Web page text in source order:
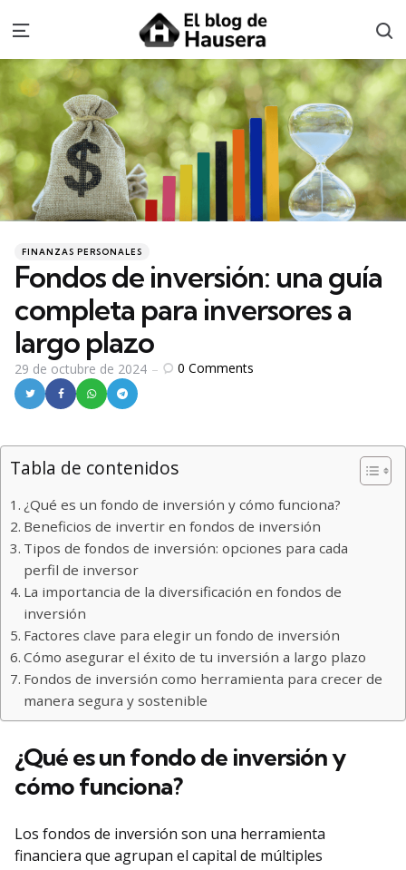
Menu
Categories
Posted
FINANZAS PERSONALES
Fondos de inversión: una guía
completa para inversores a
largo plazo
29 de octubre de 2024 0 Comments
Tabla de contenidos
¿Qué es un fondo de inversión y cómo funciona?
Beneficios de invertir en fondos de inversión
Tipos de fondos de inversión: opciones para cada
perfil de inversor
La importancia de la diversificación en fondos de
inversión
Factores clave para elegir un fondo de inversión
Cómo asegurar el éxito de tu inversión a largo plazo
Fondos de inversión como herramienta para crecer de
manera segura y sostenible
¿Qué es un fondo de inversión y
cómo funciona?
Los fondos de inversión son una herramienta
financiera que agrupan el capital de múltiples